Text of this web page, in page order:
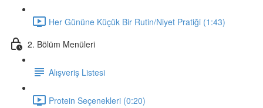
Her Gününe Küçük Bir Rutin/Niyet Pratiği (1:43)
2. Bölüm Menüleri
Alışveriş Listesi
Protein Seçenekleri (0:20)